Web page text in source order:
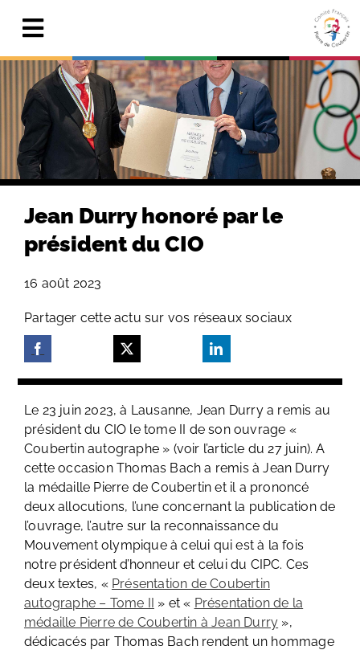
contentToggle
Navigation
Actualités
Le Comité
Pierre de Coubertin
Centre de ressources
Adhérer & faire un don
Search
for:
Jean Durry honoré par le
président du CIO
16 août 2023
Partager cette actu sur vos réseaux sociaux
Le 23 juin 2023, à Lausanne, Jean Durry a remis au
président du CIO le tome II de son ouvrage «
Coubertin autographe » (voir l’article du 27 juin). A
cette occasion Thomas Bach a remis à Jean Durry
la médaille Pierre de Coubertin et il a prononcé
deux allocutions, l’une concernant la publication de
l’ouvrage, l’autre sur la reconnaissance du
Mouvement olympique à celui qui est à la fois
notre président d’honneur et celui du CIPC. Ces
deux textes, « Présentation de Coubertin
autographe – Tome II » et « Présentation de la
médaille Pierre de Coubertin à Jean Durry »,
dédicacés par Thomas Bach rendent un hommage